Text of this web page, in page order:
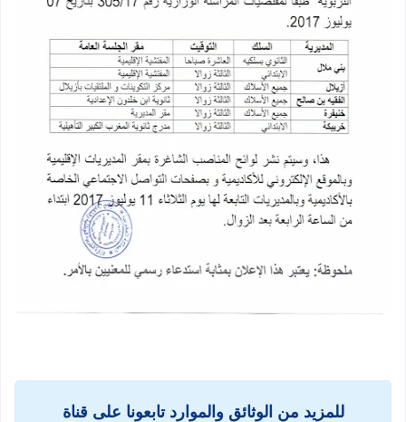
للمزيد من الوثائق والموارد تابعونا على قناة